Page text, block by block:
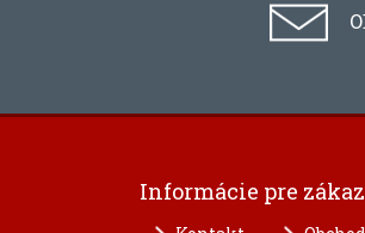
Informácie pre